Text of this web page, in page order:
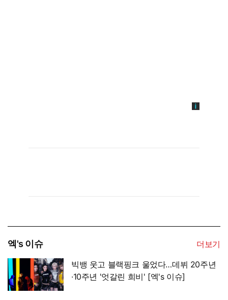
엑's 이슈
더보기
빅뱅 웃고 블랙핑크 울었다…데뷔 20주년
·10주년 '엇갈린 희비' [엑's 이슈]